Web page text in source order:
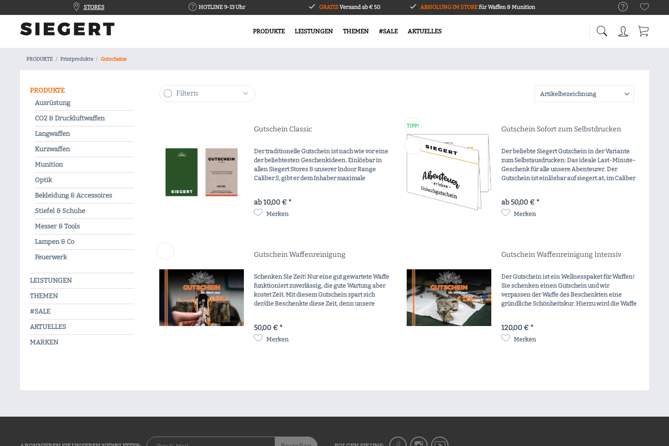
STORES HOTLINE 9-13 Uhr GRATISVersand ab € 50 ABHOLUNG IM STOREfür Waffen & Munition
PRODUKTE LEISTUNGEN THEMEN #SALE AKTUELLES
PRODUKTE Printprodukte Gutscheine
PRODUKTE
Ausrüstung
CO2 & Druckluftwaffen
Langwaffen
Kurzwaffen
Munition
Optik
Bekleidung & Accessoires
Stiefel & Schuhe
Messer & Tools
Lampen & Co
Feuerwerk
LEISTUNGEN
THEMEN
#SALE
AKTUELLES
MARKEN
Filtern
Gutschein Classic
Der traditionelle Gutschein ist nach wie vor eine
der beliebtesten Geschenkideen. Einlösbar in
allen Siegert Stores & unserer Indoor Range
Caliber S, gibt er dem Inhaber maximale
ab 10,00 € *
Merken
TIPP! Gutschein Sofort zum Selbstdrucken
Der beliebte Siegert Gutschein in der Variante
zum Selbstausdrucken: Das ideale Last-Minute-
Geschenk für alle unsere Abenteurer. Der
Gutschein ist einlösbar auf siegert.at, im Caliber
ab 50,00 € *
Merken
Gutschein Waffenreinigung
Schenken Sie Zeit! Nur eine gut gewartete Waffe
funktioniert zuverlässig, die gute Wartung aber
kostet Zeit. Mit diesem Gutschein spart sich
der/die Beschenkte diese Zeit, denn unsere
50,00 € *
Merken
Gutschein Waffenreinigung Intensiv
Der Gutschein ist ein Wellnesspaket für Waffen!
Sie schenken einen Gutschein und wir
verpassen der Waffe des Beschenkten eine
gründliche Schönheitskur. Hierzu wird die Waffe
120,00 € *
Merken